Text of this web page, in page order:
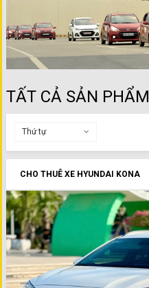
TẤT CẢ SẢN PHẨM
Thứ tự
CHO THUÊ XE HYUNDAI KONA